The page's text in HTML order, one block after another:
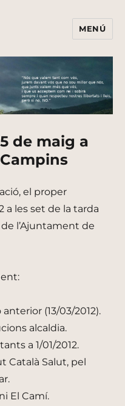
MENÚ
de maig a
el proper
a les set de la tarda
l’Ajuntament de
(13/03/2012).
alcaldia.
a 1/01/2012.
Català Salut, pel
El Camí.